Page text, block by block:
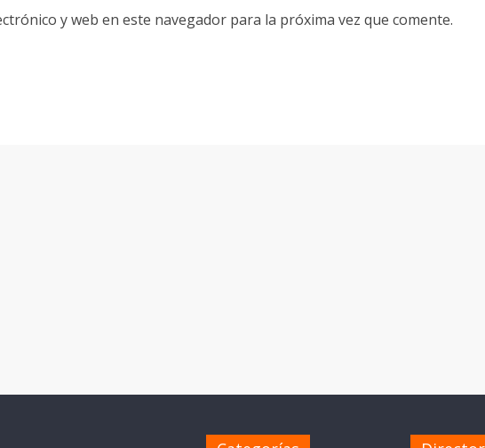
y web en este navegador para la próxima vez que comente.